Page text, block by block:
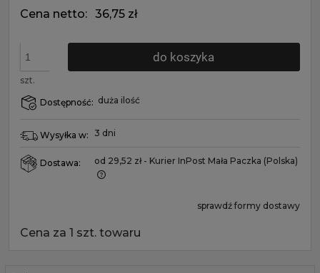
Cena netto: 36,75 zł
szt.
do koszyka
Dostępność: duża ilość
Wysyłka w: 3 dni
Dostawa: od 29,52 zł - Kurier InPost Mała Paczka (Polska)
sprawdź formy dostawy
Cena za 1 szt. towaru